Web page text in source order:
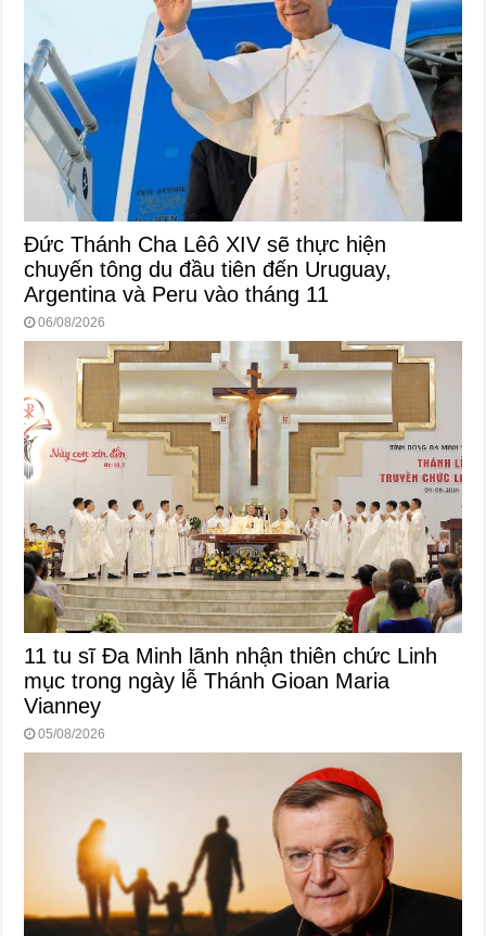
Đức Thánh Cha Lêô XIV sẽ thực hiện
chuyến tông du đầu tiên đến Uruguay,
Argentina và Peru vào tháng 11
06/08/2026
11 tu sĩ Đa Minh lãnh nhận thiên chức Linh
mục trong ngày lễ Thánh Gioan Maria
Vianney
05/08/2026